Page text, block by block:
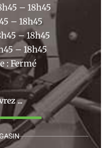
– 18h45
– 18h45
– 18h45
– 18h45
: Fermé
...